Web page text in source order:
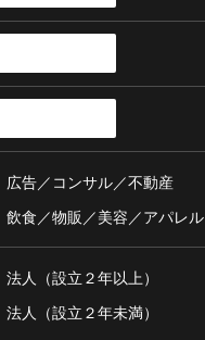
広告／コンサル／不動産
飲食／物販／美容／アパレル
法人（設立２年以上）
法人（設立２年未満）